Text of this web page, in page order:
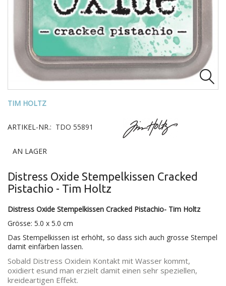

TIM HOLTZ
ARTIKEL-NR.: TDO 55891
AN LAGER
Distress Oxide Stempelkissen Cracked
Pistachio - Tim Holtz
Distress Oxide Stempelkissen Cracked Pistachio- Tim Holtz
Grösse: 5.0 x 5.0 cm
Das Stempelkissen ist erhöht, so dass sich auch grosse Stempel
damit einfärben lassen.
Sobald Distress Oxidein Kontakt mit Wasser kommt,
oxidiert esund man erzielt damit einen sehr speziellen,
kreideartigen Effekt.